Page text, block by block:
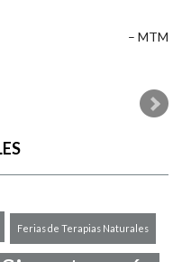
MTM
Ferias de Terapias Naturales